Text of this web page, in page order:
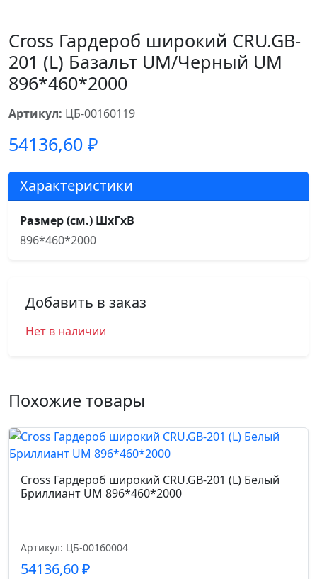
Cross Гардероб широкий CRU.GB-
201 (L) Базальт UM/Черный UM
896*460*2000
Артикул: ЦБ-00160119
54136,60 ₽
Характеристики
Размер (см.) ШхГхВ
896*460*2000
Добавить в заказ
Нет в наличии
Похожие товары
Cross Гардероб широкий CRU.GB-201 (L) Белый
Бриллиант UM 896*460*2000
Артикул: ЦБ-00160004
54136,60₽